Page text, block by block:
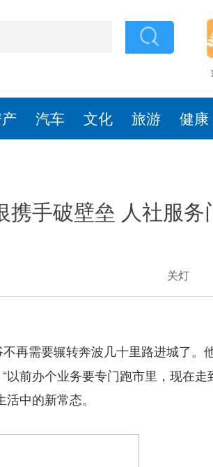
汽车 文化 旅游 健康
携手破壁垒 人社服务
关灯
再需要辗转奔波几十里路进城了。
前办个业务要专门跑市里，现在走
中的新常态。